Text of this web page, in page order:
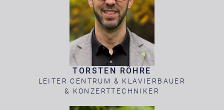
TORSTEN RÖHRE
LEITER CENTRUM & KLAVIERBAUER
& KONZERTTECHNIKER